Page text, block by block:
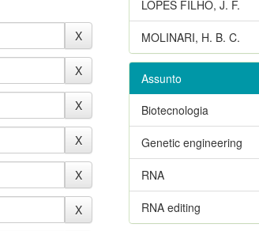
LOPES FILHO, J. F.
MOLINARI, H. B. C.
Assunto
Biotecnologia
Genetic engineering
RNA
RNA editing